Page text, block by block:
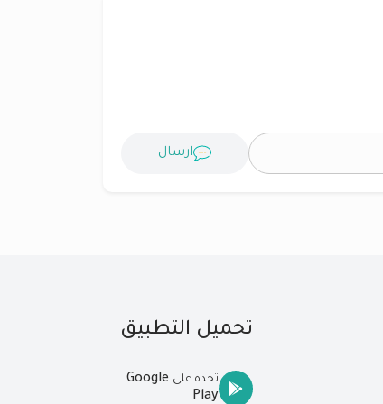
ارسال
تحميل التطبيق
تجده على Google
Play